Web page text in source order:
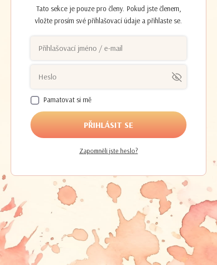
Tato sekce je pouze pro členy. Pokud jste členem,
vložte prosím své přihlašovací údaje a přihlaste se.
Pamatovat si mě
PŘIHLÁSIT SE
Zapomněli jste heslo?